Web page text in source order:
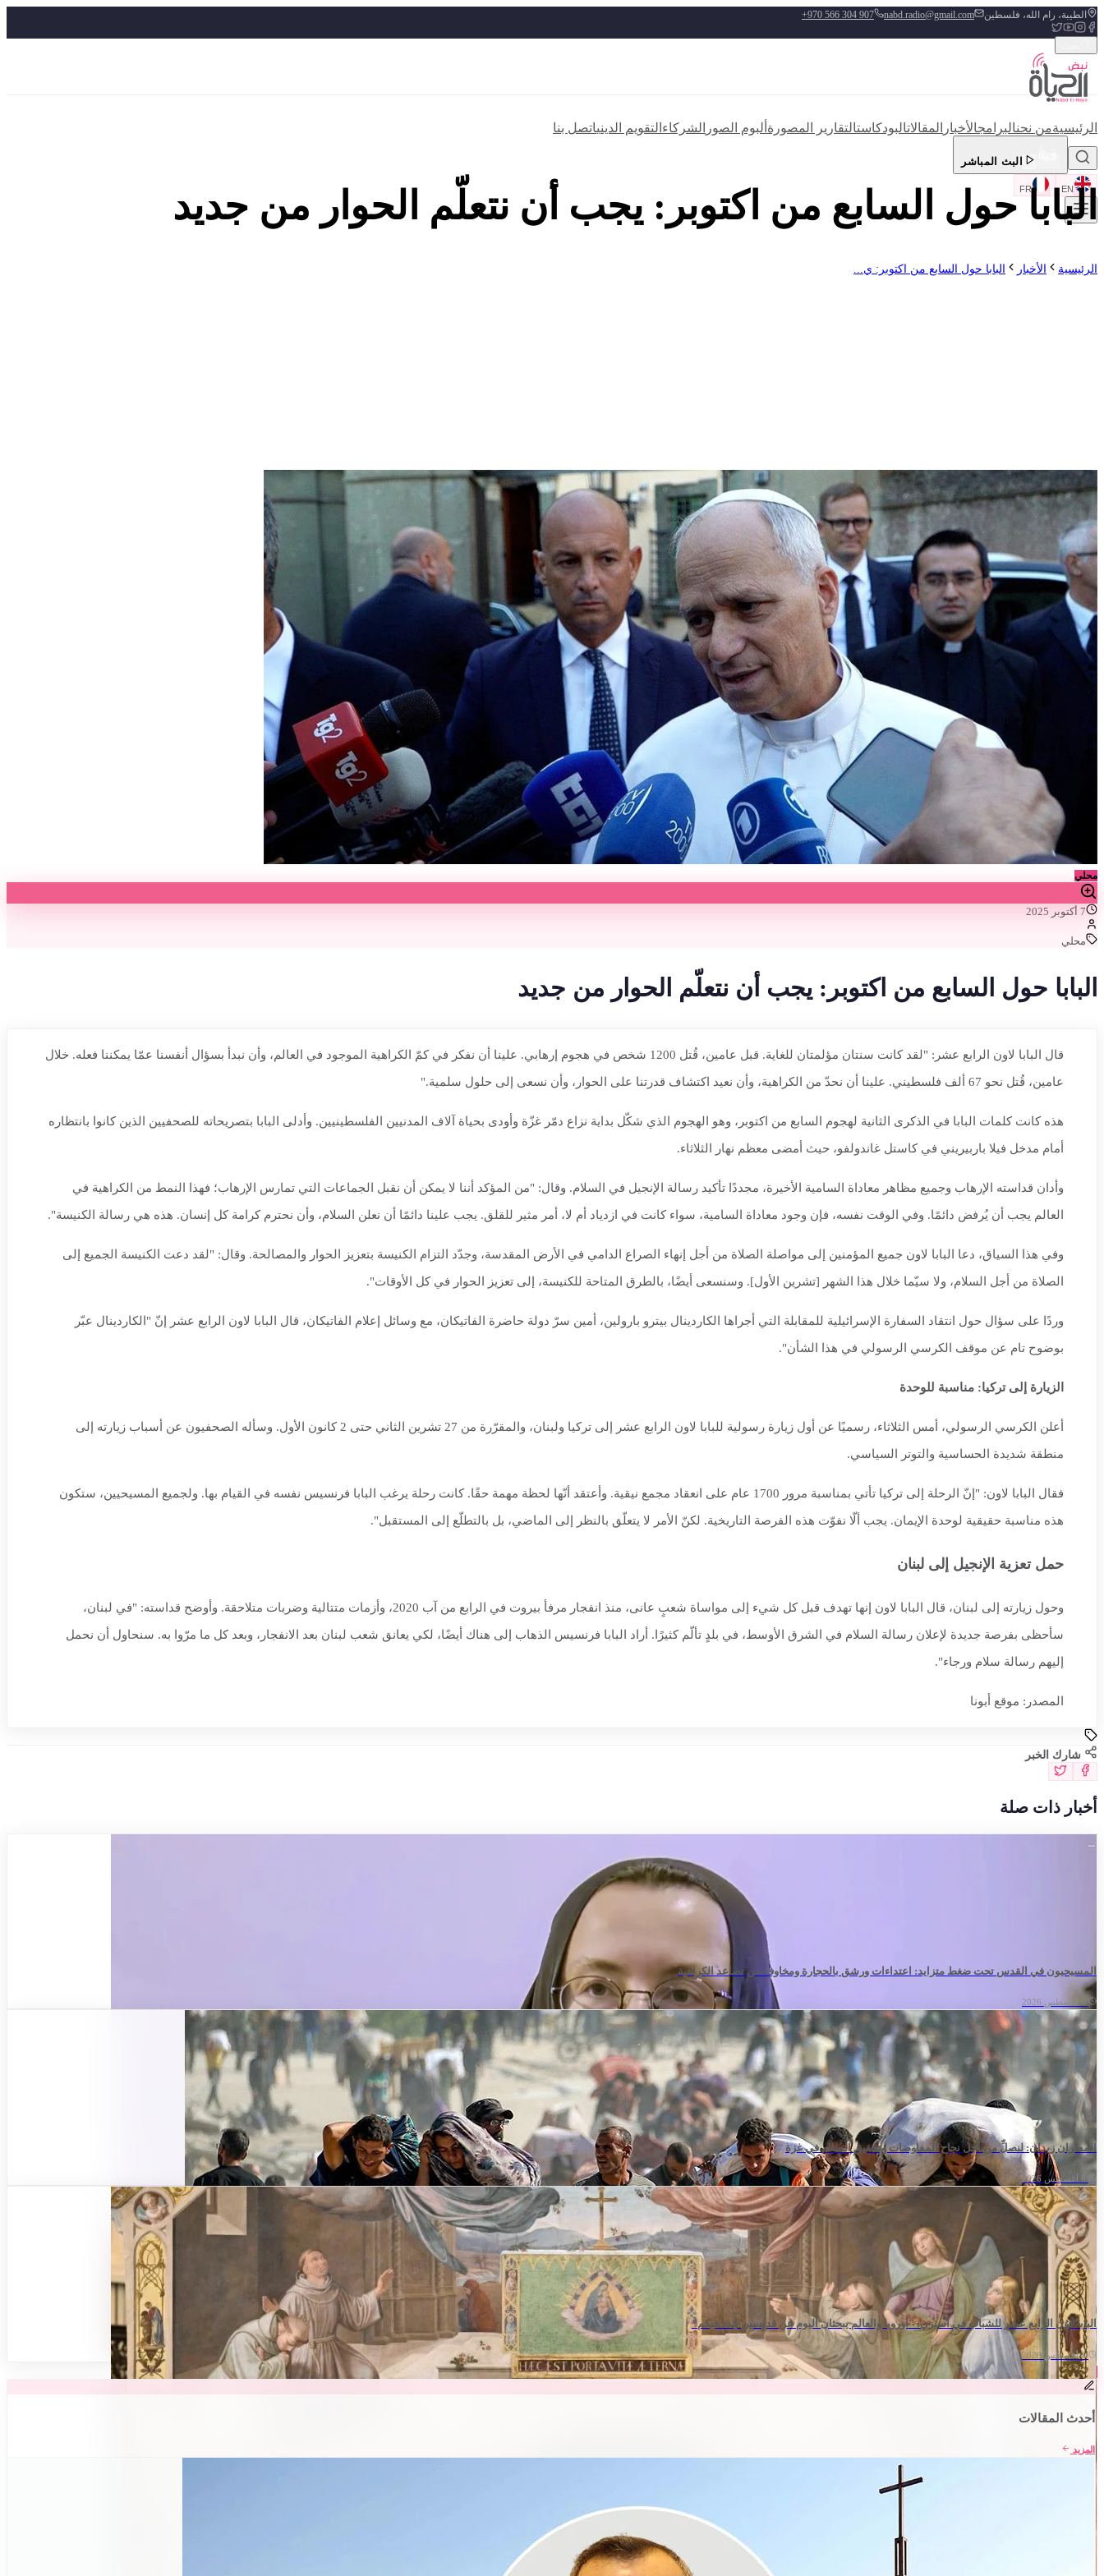
الطيبة، رام الله، فلسطين nabd.radio@gmail.com
+970 566 304 907
الرئيسيةمن نحنالبرامجالأخبار المقالاتالبودكاستالتقارير المصورة ألبوم الصور الشركاء التقويم الدينياتصل بنا
البث المباشر
EN
FR
البابا حول السابع من اكتوبر: يجب أن نتعلّم الحوار من جديد
الرئيسية الأخبار البابا حول السابع من اكتوبر: ي...
محلي
7 أكتوبر 2025
محلي
البابا حول السابع من اكتوبر: يجب أن نتعلّم الحوار من جديد
قال البابا لاون الرابع عشر: "لقد كانت سنتان مؤلمتان للغاية. قبل عامين، قُتل 1200 شخص في هجوم إرهابي. علينا أن نفكر في كمّ الكراهية الموجود في العالم، وأن نبدأ بسؤال أنفسنا عمّا يمكننا فعله. خلال
عامين، قُتل نحو 67 ألف فلسطيني. علينا أن نحدّ من الكراهية، وأن نعيد اكتشاف قدرتنا على الحوار، وأن نسعى إلى حلول سلمية."
هذه كانت كلمات البابا في الذكرى الثانية لهجوم السابع من اكتوبر، وهو الهجوم الذي شكّل بداية نزاع دمّر غزّة وأودى بحياة آلاف المدنيين الفلسطينيين. وأدلى البابا بتصريحاته للصحفيين الذين كانوا بانتظاره
أمام مدخل فيلا باربيريني في كاستل غاندولفو، حيث أمضى معظم نهار الثلاثاء.
وأدان قداسته الإرهاب وجميع مظاهر معاداة السامية الأخيرة، مجددًا تأكيد رسالة الإنجيل في السلام. وقال: "من المؤكد أننا لا يمكن أن نقبل الجماعات التي تمارس الإرهاب؛ فهذا النمط من الكراهية في
العالم يجب أن يُرفض دائمًا. وفي الوقت نفسه، فإن وجود معاداة السامية، سواء كانت في ازدياد أم لا، أمر مثير للقلق. يجب علينا دائمًا أن نعلن السلام، وأن نحترم كرامة كل إنسان. هذه هي رسالة الكنيسة".
وفي هذا السياق، دعا البابا لاون جميع المؤمنين إلى مواصلة الصلاة من أجل إنهاء الصراع الدامي في الأرض المقدسة، وجدّد التزام الكنيسة بتعزيز الحوار والمصالحة. وقال: "لقد دعت الكنيسة الجميع إلى
الصلاة من أجل السلام، ولا سيّما خلال هذا الشهر [تشرين الأول]. وسنسعى أيضًا، بالطرق المتاحة للكنيسة، إلى تعزيز الحوار في كل الأوقات".
وردًا على سؤال حول انتقاد السفارة الإسرائيلية للمقابلة التي أجراها الكاردينال بيترو بارولين، أمين سرّ دولة حاضرة الفاتيكان، مع وسائل إعلام الفاتيكان، قال البابا لاون الرابع عشر إنّ "الكاردينال عبّر
بوضوح تام عن موقف الكرسي الرسولي في هذا الشأن".
الزيارة إلى تركيا: مناسبة للوحدة
أعلن الكرسي الرسولي، أمس الثلاثاء، رسميًا عن أول زيارة رسولية للبابا لاون الرابع عشر إلى تركيا ولبنان، والمقرّرة من 27 تشرين الثاني حتى 2 كانون الأول. وسأله الصحفيون عن أسباب زيارته إلى
منطقة شديدة الحساسية والتوتر السياسي.
فقال البابا لاون: "إنّ الرحلة إلى تركيا تأتي بمناسبة مرور 1700 عام على انعقاد مجمع نيقية. وأعتقد أنّها لحظة مهمة حقًا. كانت رحلة يرغب البابا فرنسيس نفسه في القيام بها. ولجميع المسيحيين، ستكون
هذه مناسبة حقيقية لوحدة الإيمان. يجب ألّا نفوّت هذه الفرصة التاريخية. لكنّ الأمر لا يتعلّق بالنظر إلى الماضي، بل بالتطلّع إلى المستقبل".
حمل تعزية الإنجيل إلى لبنان
وحول زيارته إلى لبنان، قال البابا لاون إنها تهدف قبل كل شيء إلى مواساة شعبٍ عانى، منذ انفجار مرفأ بيروت في الرابع من آب 2020، وأزمات متتالية وضربات متلاحقة. وأوضح قداسته: "في لبنان،
سأحظى بفرصة جديدة لإعلان رسالة السلام في الشرق الأوسط، في بلدٍ تألّم كثيرًا. أراد البابا فرنسيس الذهاب إلى هناك أيضًا، لكي يعانق شعب لبنان بعد الانفجار، وبعد كل ما مرّوا به. سنحاول أن نحمل
إليهم رسالة سلام ورجاء".
المصدر: موقع أبونا
شارك الخبر
أخبار ذات صلة
المسيحيون في القدس تحت ضغط متزايد: اعتداءات ورشق بالحجارة ومخاوف من تصاعد الكراهية
6 أغسطس 2026
المطران زيدان: لنصلِّ من أجل نجاح المفاوضات وتحقيق السلام في غزة
6 أغسطس 2026
البابا لاوُن الرابع عشر للشباب في أسيزي: "أوروبا والعالم يبحثان اليوم عن قديسين جُدد فيكم"
6 أغسطس 2026
جميع الأخبار
أحدث المقالات
المزيد